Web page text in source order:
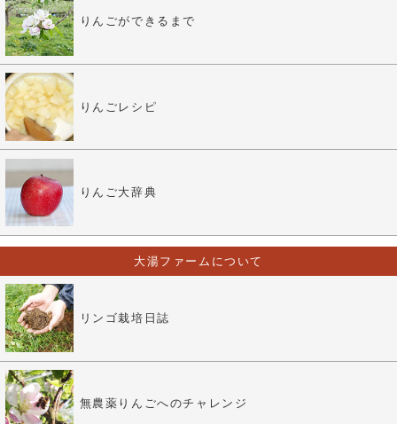
りんごができるまで
りんごレシピ
りんご大辞典
大湯ファームについて
リンゴ栽培日誌
無農薬りんごへのチャレンジ